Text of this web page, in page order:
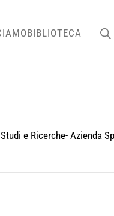
BIBLIOTECA
e Ricerche- Azienda